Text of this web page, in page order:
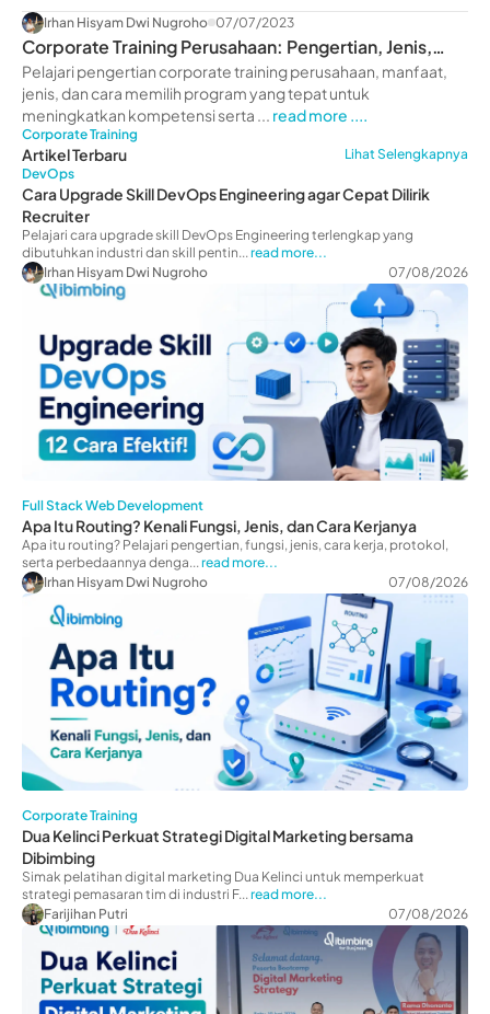
Irhan Hisyam Dwi Nugroho 07/07/2023
Corporate Training Perusahaan: Pengertian, Jenis,
Manfaat
Pelajari pengertian corporate training perusahaan, manfaat,
jenis, dan cara memilih program yang tepat untuk
meningkatkan kompetensi serta ... read more ....
Corporate Training
Artikel Terbaru
Lihat Selengkapnya
DevOps
Cara Upgrade Skill DevOps Engineering agar Cepat Dilirik
Recruiter
Pelajari cara upgrade skill DevOps Engineering terlengkap yang
dibutuhkan industri dan skill pentin... read more...
Irhan Hisyam Dwi Nugroho
07/08/2026
Full Stack Web Development
Apa Itu Routing? Kenali Fungsi, Jenis, dan Cara Kerjanya
Apa itu routing? Pelajari pengertian, fungsi, jenis, cara kerja, protokol,
serta perbedaannya denga... read more...
Irhan Hisyam Dwi Nugroho
07/08/2026
Corporate Training
Dua Kelinci Perkuat Strategi Digital Marketing bersama
Dibimbing
Simak pelatihan digital marketing Dua Kelinci untuk memperkuat
strategi pemasaran tim di industri F... read more...
Farijihan Putri
07/08/2026